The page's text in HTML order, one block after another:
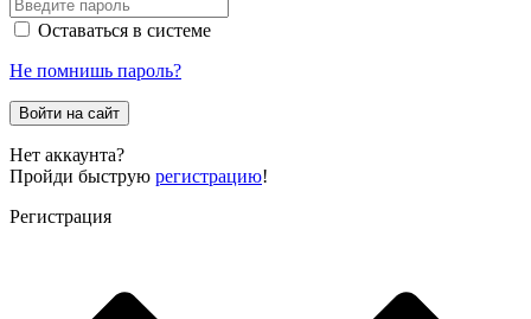
Оставаться в системе
Не помнишь пароль?
Войти на сайт
Нет аккаунта?
Пройди быструю регистрацию!
Регистрация